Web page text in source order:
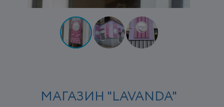
МАГАЗИН "LAVANDA"